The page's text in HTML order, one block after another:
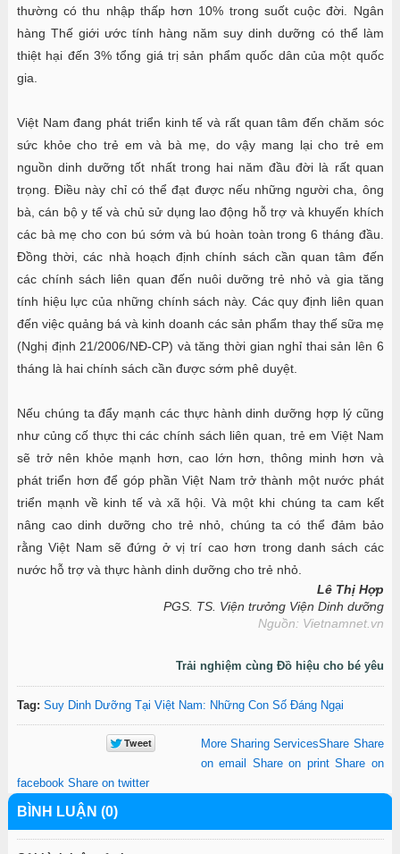
thường có thu nhập thấp hơn 10% trong suốt cuộc đời. Ngân
hàng Thế giới ước tính hàng năm suy dinh dưỡng có thể làm
thiệt hại đến 3% tổng giá trị sản phẩm quốc dân của một quốc
gia.
Việt Nam đang phát triển kinh tế và rất quan tâm đến chăm sóc
sức khỏe cho trẻ em và bà mẹ, do vậy mang lại cho trẻ em
nguồn dinh dưỡng tốt nhất trong hai năm đầu đời là rất quan
trọng. Điều này chỉ có thể đạt được nếu những người cha, ông
bà, cán bộ y tế và chủ sử dụng lao động hỗ trợ và khuyến khích
các bà mẹ cho con bú sớm và bú hoàn toàn trong 6 tháng đầu.
Đồng thời, các nhà hoạch định chính sách cần quan tâm đến
các chính sách liên quan đến nuôi dưỡng trẻ nhỏ và gia tăng
tính hiệu lực của những chính sách này. Các quy định liên quan
đến việc quảng bá và kinh doanh các sản phẩm thay thế sữa mẹ
(Nghị định 21/2006/NĐ-CP) và tăng thời gian nghỉ thai sản lên 6
tháng là hai chính sách cần được sớm phê duyệt.
Nếu chúng ta đẩy mạnh các thực hành dinh dưỡng hợp lý cũng
như củng cố thực thi các chính sách liên quan, trẻ em Việt Nam
sẽ trở nên khỏe mạnh hơn, cao lớn hơn, thông minh hơn và
phát triển hơn để góp phần Việt Nam trở thành một nước phát
triển mạnh về kinh tế và xã hội. Và một khi chúng ta cam kết
nâng cao dinh dưỡng cho trẻ nhỏ, chúng ta có thể đảm bảo
rằng Việt Nam sẽ đứng ở vị trí cao hơn trong danh sách các
nước hỗ trợ và thực hành dinh dưỡng cho trẻ nhỏ.
Lê Thị Hợp
PGS. TS. Viện trưởng Viện Dinh dưỡng
Nguồn: Vietnamnet.vn
Trải nghiệm cùng Đồ hiệu cho bé yêu
Tag: Suy Dinh Dưỡng Tại Việt Nam: Những Con Số Đáng Ngại
More Sharing ServicesShare Share
on email
Share on print Share on
facebook Share on twitter
BÌNH LUẬN (0)